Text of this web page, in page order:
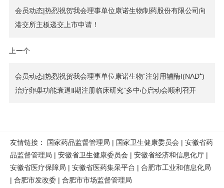
会员动态|热烈祝贺我会理事单位康诺生物制药股份有限公司向
港交所主板递交上市申请！
上一个
会员动态|热烈祝贺我会理事单位康诺生物“注射用辅酶I(NAD⁺)
治疗卵巢功能衰退Ⅱ期注册临床研究”多中心启动会顺利召开
友情链接： 国家药品监督管理局 | 国家卫生健康委员会 | 安徽省药
品监督管理局 | 安徽省卫生健康委员会 | 安徽省经济和信息化厅 |
安徽省医疗保障局 | 安徽省医药集采平台 | 合肥市工业和信息化局
| 合肥市发改委 | 合肥市市场监督管理局